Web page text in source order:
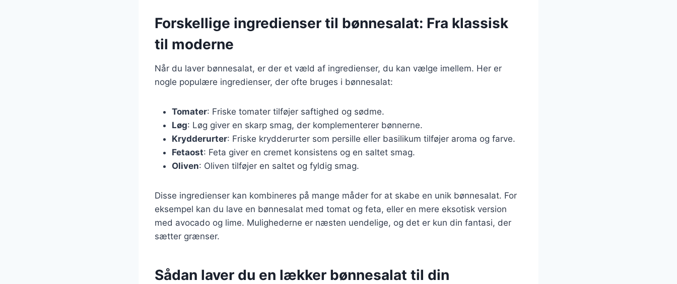
Forskellige ingredienser til bønnesalat: Fra klassisk
til moderne
Når du laver bønnesalat, er der et væld af ingredienser, du kan vælge imellem. Her er
nogle populære ingredienser, der ofte bruges i bønnesalat:
Tomater: Friske tomater tilføjer saftighed og sødme.
Løg: Løg giver en skarp smag, der komplementerer bønnerne.
Krydderurter: Friske krydderurter som persille eller basilikum tilføjer aroma og farve.
Fetaost: Feta giver en cremet konsistens og en saltet smag.
Oliven: Oliven tilføjer en saltet og fyldig smag.
Disse ingredienser kan kombineres på mange måder for at skabe en unik bønnesalat. For
eksempel kan du lave en bønnesalat med tomat og feta, eller en mere eksotisk version
med avocado og lime. Mulighederne er næsten uendelige, og det er kun din fantasi, der
sætter grænser.
Sådan laver du en lækker bønnesalat til din